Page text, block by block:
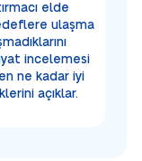
elde
ulaşma
incelemesi
ne kadar iyi
açıklar.